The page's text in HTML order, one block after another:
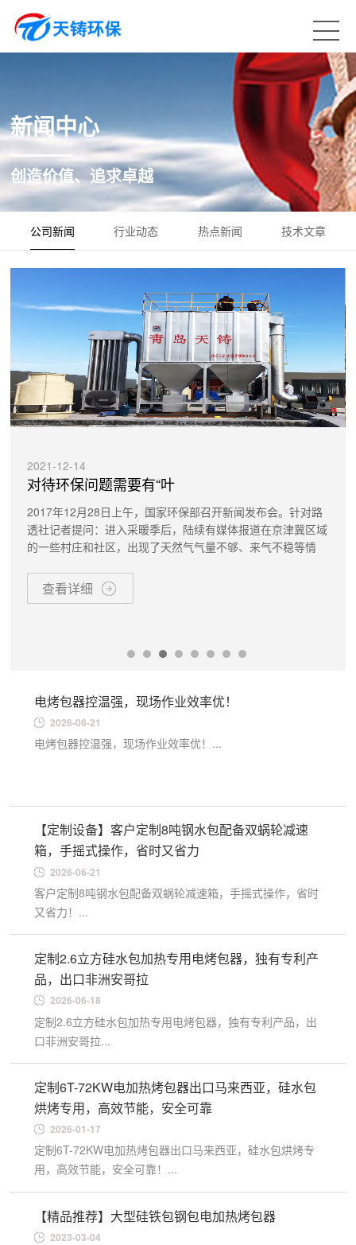
新闻中心
创造价值、追求卓越
公司新闻 行业动态 热点新闻 技术文章
2021-12-14
对待环保问题需要有“叶
2017年12月28日上午，国家环保部召开新闻发布会。针对路
透社记者提问：进入采暖季后，陆续有媒体报道在京津冀区域
的一些村庄和社区，出现了天然气气量不够、来气不稳等情
查看详细
电烤包器控温强，现场作业效率优！
2026-06-21
电烤包器控温强，现场作业效率优！...
【定制设备】客户定制8吨钢水包配备双蜗轮减速
箱，手摇式操作，省时又省力
2026-06-21
客户定制8吨钢水包配备双蜗轮减速箱，手摇式操作，省时
又省力！...
定制2.6立方硅水包加热专用电烤包器，独有专利产
品，出口非洲安哥拉
2026-06-18
定制2.6立方硅水包加热专用电烤包器，独有专利产品，出
口非洲安哥拉...
定制6T-72KW电加热烤包器出口马来西亚，硅水包
烘烤专用，高效节能，安全可靠
2026-01-17
定制6T-72KW电加热烤包器出口马来西亚，硅水包烘烤专
用，高效节能，安全可靠！...
【精品推荐】大型硅铁包钢包电加热烤包器
2023-03-04